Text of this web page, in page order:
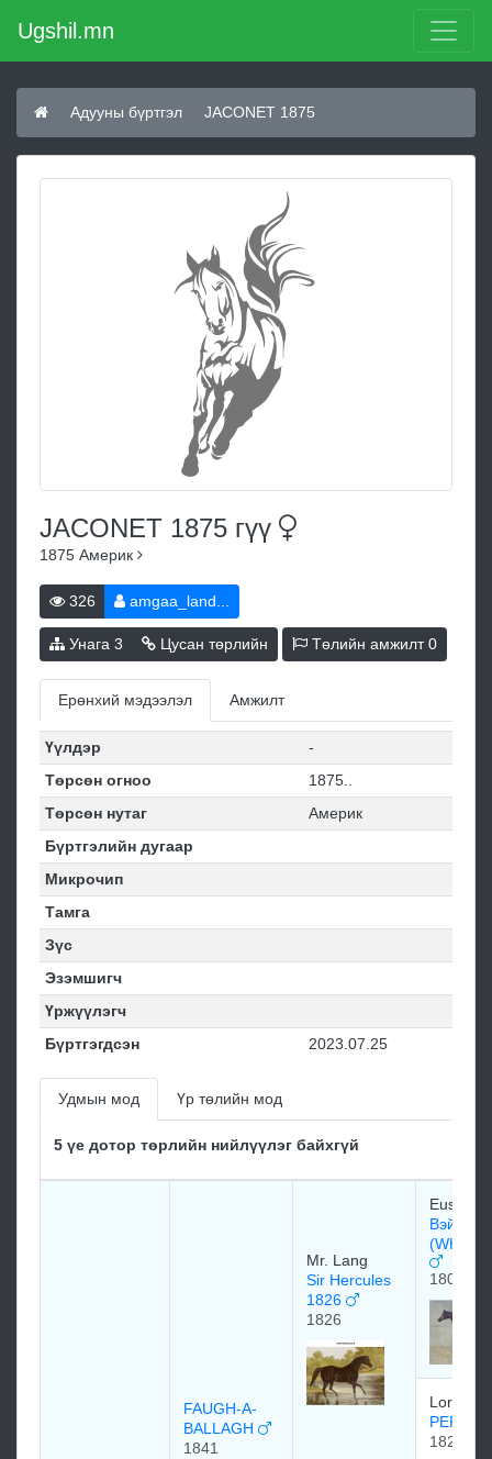
Ugshil.mn
Адууны бүртгэл JACONET 1875
JACONET 1875 гүү
1875 Америк
326 amgaa_land...
Унага 3 Цусан төрлийн Төлийн амжилт0
Ерөнхий мэдээлэл Амжилт
Үүлдэр
-
Төрсөн огноо
1875..
Төрсөн нутаг
Америк
Бүртгэлийн дугаар
Микрочип
Тамга
Зүс
Эзэмшигч
Үржүүлэгч
Бүртгэгдсэн
2023.07.25
Удмын мод Үр төлийн мод
5 үе дотор төрлийн нийлүүлэг байхгүй
FAUGH-A-
BALLAGH
1841
Mr. Lang
Sir Hercules
1826
1826
Euston
1807
Lord
PERI
1822